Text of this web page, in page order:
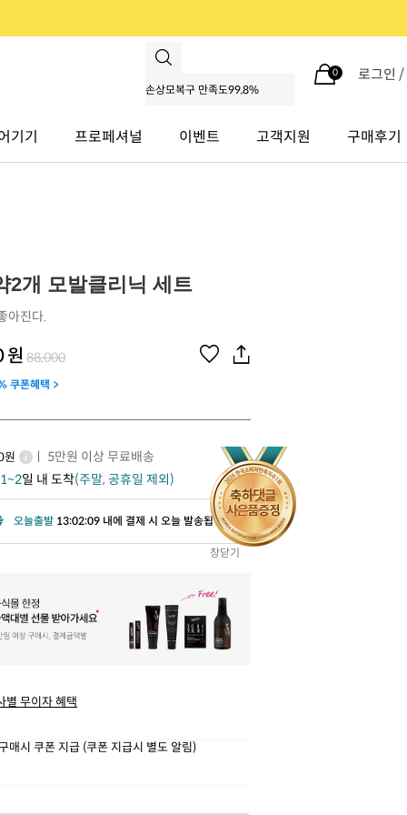
0 로그인 /
기기 프로페셔널 이벤트 고객지원 구매후기
창닫기
2개 모발클리닉 세트
아진다.
원 88,000
쿠폰혜택 >
원
ㅣ 5만원 이상 무료배송
1~2일 내 도착(주말, 공휴일 제외)
오늘출발 13:02:08 내에 결제 시 오늘 발송됩니다.
별 무이자 혜택
매시 쿠폰 지급 (쿠폰 지급시 별도 알림)